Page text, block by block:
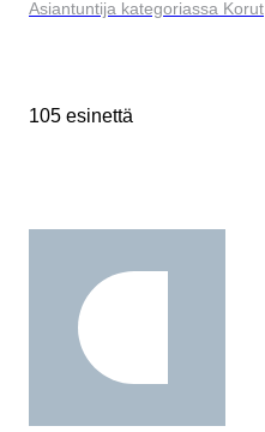
Asiantuntija kategoriassa Korut
105 esinettä